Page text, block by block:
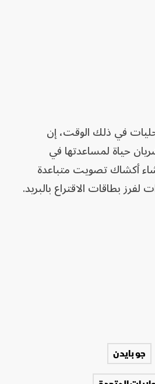
في ذلك الوقت، إن
حياة لمساعدتها في
أكشاك تصويت متباعدة
لفرز بطاقات الاقتراع بالبريد.
جو بايدن